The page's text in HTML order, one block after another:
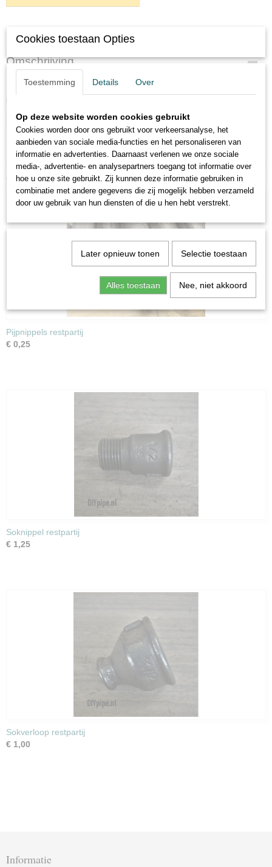
Specificaties
Productcode
506-1718
Omschrijving
Dubbele nippel onbehandeld
1 1/4'' voorraad 6st.
Ook interessant
Pijpnippels restpartij
€ 0,25
Soknippel restpartij
€ 1,25
Sokverloop restpartij
€ 1,00
Informatie
Cookies toestaan Opties
Toestemming Details Over
Op deze website worden cookies gebruikt
Cookies worden door ons gebruikt voor verkeersanalyse, het
aanbieden van sociale media-functies en het personaliseren van
informatie en advertenties. Daarnaast verlenen we onze sociale
media-, advertentie- en analysepartners toegang tot informatie over
hoe u onze site gebruikt. Zij kunnen deze informatie gebruiken in
combinatie met andere gegevens die zij mogelijk hebben verzameld
door uw gebruik van hun diensten of die u hen hebt verstrekt.
Later opnieuw tonen Selectie toestaan
Alles toestaan Nee, niet akkoord